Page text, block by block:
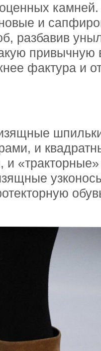
и
разбавив
привычную
фактура и
и
и